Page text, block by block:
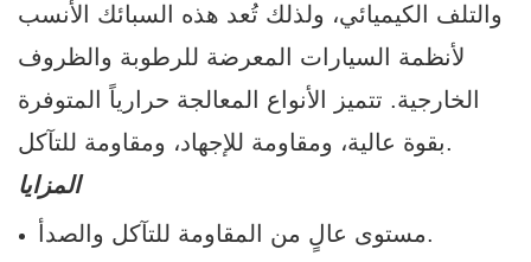
والتلف الكيميائي، ولذلك تُعد هذه السبائك الأنسب
لأنظمة السيارات المعرضة للرطوبة والظروف
الخارجية. تتميز الأنواع المعالجة حرارياً المتوفرة
بقوة عالية، ومقاومة للإجهاد، ومقاومة للتآكل.
المزايا
مستوى عالٍ من المقاومة للتآكل والصدأ.